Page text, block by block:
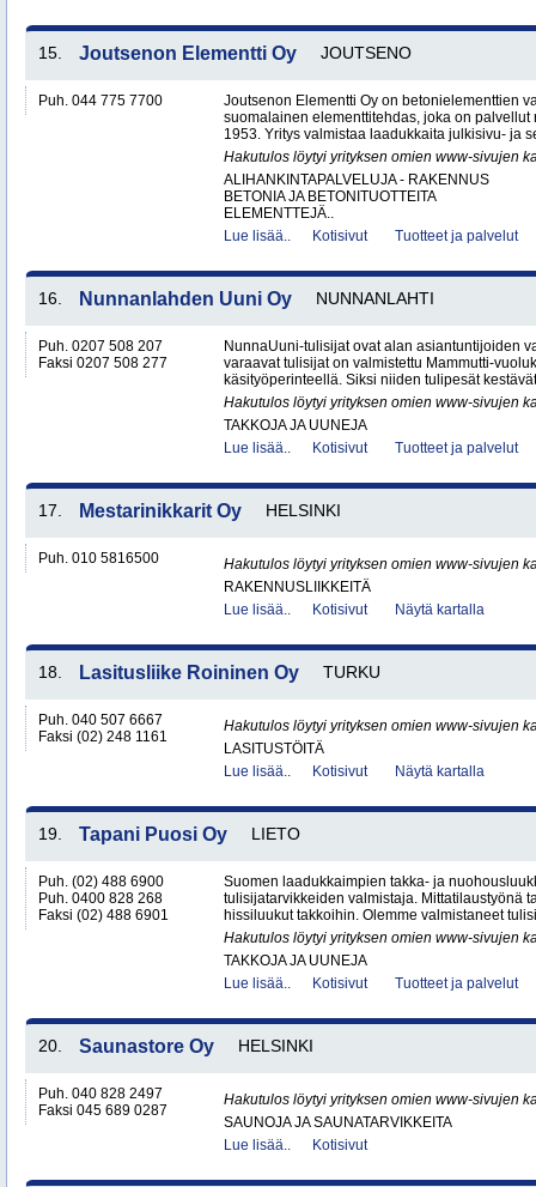
15. Joutsenon Elementti Oy JOUTSENO
Puh. 044 775 7700
Joutsenon Elementti Oy on betonielementtien
suomalainen elementtitehdas, joka on
1953. Yritys valmistaa laadukkaita julkisivu- ja
Hakutulos löytyi yrityksen omien www-sivujen
ALIHANKINTAPALVELUJA - RAKENNUS
BETONIA JA BETONITUOTTEITA
ELEMENTTEJÄ..
Lue lisää..
Kotisivut Tuotteet ja palvelut
16. Nunnanlahden Uuni Oy NUNNANLAHTI
Puh. 0207 508 207
Faksi 0207 508 277
NunnaUuni-tulisijat ovat alan asiantuntijoiden
varaavat tulisijat on valmistettu Mammutti-
käsityöperinteellä. Siksi niiden tulipesät
Hakutulos löytyi yrityksen omien www-sivujen
TAKKOJA JA UUNEJA
Lue lisää..
Kotisivut Tuotteet ja palvelut
17. Mestarinikkarit Oy HELSINKI
Puh. 010 5816500
Hakutulos löytyi yrityksen omien www-sivujen
RAKENNUSLIIKKEITÄ
Lue lisää..
Kotisivut Näytä kartalla
18. Lasitusliike Roininen Oy TURKU
Puh. 040 507 6667
Faksi (02) 248 1161
Hakutulos löytyi yrityksen omien www-sivujen
LASITUSTÖITÄ
Lue lisää..
Kotisivut Näytä kartalla
19. Tapani Puosi Oy LIETO
Puh. (02) 488 6900
Puh. 0400 828 268
Faksi (02) 488 6901
Suomen laadukkaimpien takka- ja
tulisijatarvikkeiden valmistaja. Mittatilaustyönä
hissiluukut takkoihin. Olemme valmistaneet
Hakutulos löytyi yrityksen omien www-sivujen
TAKKOJA JA UUNEJA
Lue lisää..
Kotisivut Tuotteet ja palvelut
20. Saunastore Oy HELSINKI
Puh. 040 828 2497
Faksi 045 689 0287
Hakutulos löytyi yrityksen omien www-sivujen
SAUNOJA JA SAUNATARVIKKEITA
Lue lisää..
Kotisivut